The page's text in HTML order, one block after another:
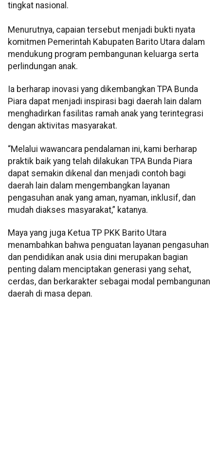
tingkat nasional.
Menurutnya, capaian tersebut menjadi bukti nyata
komitmen Pemerintah Kabupaten Barito Utara dalam
mendukung program pembangunan keluarga serta
perlindungan anak.
Ia berharap inovasi yang dikembangkan TPA Bunda
Piara dapat menjadi inspirasi bagi daerah lain dalam
menghadirkan fasilitas ramah anak yang terintegrasi
dengan aktivitas masyarakat.
“Melalui wawancara pendalaman ini, kami berharap
praktik baik yang telah dilakukan TPA Bunda Piara
dapat semakin dikenal dan menjadi contoh bagi
daerah lain dalam mengembangkan layanan
pengasuhan anak yang aman, nyaman, inklusif, dan
mudah diakses masyarakat,” katanya.
Maya yang juga Ketua TP PKK Barito Utara
menambahkan bahwa penguatan layanan pengasuhan
dan pendidikan anak usia dini merupakan bagian
penting dalam menciptakan generasi yang sehat,
cerdas, dan berkarakter sebagai modal pembangunan
daerah di masa depan.